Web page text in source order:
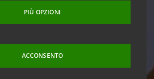
PIÙ OPZIONI
ACCONSENTO